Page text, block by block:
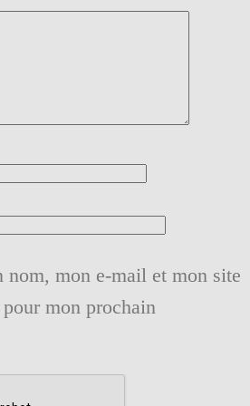
nom, mon e-mail et mon site
mon prochain